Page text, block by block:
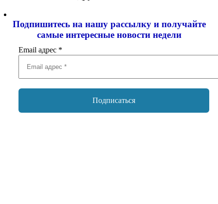
Подпишитесь на нашу рассылку и получайте
самые интересные новости недели
Email адрес *